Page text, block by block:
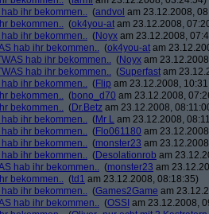
ihr bekommen.. (andvol am 23.12.2008,
bekommen.. (ok4you-at am 23.12.2008,
ihr bekommen.. (Noyx am 23.12.2008,
hab ihr bekommen.. (ok4you-at am
hab ihr bekommen.. (Noyx am
hab ihr bekommen.. (Superfast am
ihr bekommen.. (Flip am 23.12.2008,
bekommen.. (bono_d70 am 23.12.2008,
bekommen.. (Dr.Betz am 23.12.2008,
ihr bekommen.. (Mr L am 23.12.2008,
ihr bekommen.. (Flo061180 am
ihr bekommen.. (monster23 am
ihr bekommen.. (Desolationrob am
hab ihr bekommen.. (monster23 am
bekommen.. (td1 am 23.12.2008, 08:18:35)
ihr bekommen.. (Games2Game am
hab ihr bekommen.. (OSSI am 23.12.2008,